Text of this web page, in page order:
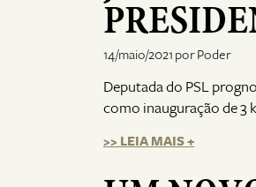
14/maio/2021 por Poder
Deputada do PSL
como inauguração de 3
>> LEIA MAIS +